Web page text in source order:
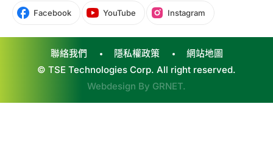
Facebook YouTube Instagram
聯絡我們 隱私權政策
網站地圖
© TSE Technologies Corp. All right reserved.
Webdesign By GRNET.